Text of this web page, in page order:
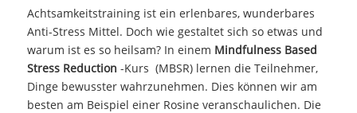
Achtsamkeitstraining ist ein erlenbares, wunderbares
Anti-Stress Mittel. Doch wie gestaltet sich so etwas und
warum ist es so heilsam? In einem Mindfulness Based
Stress Reduction -Kurs (MBSR) lernen die Teilnehmer,
Dinge bewusster wahrzunehmen. Dies können wir am
besten am Beispiel einer Rosine veranschaulichen. Die